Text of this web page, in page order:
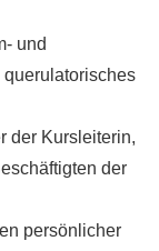
und
der Kursleiterin,
der
persönlicher